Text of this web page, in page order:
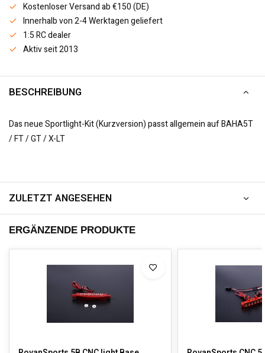
Kostenloser Versand ab €150 (DE)
Innerhalb von 2-4 Werktagen geliefert
1:5 RC dealer
Aktiv seit 2013
BESCHREIBUNG
Das neue Sportlight-Kit (Kurzversion) passt allgemein auf BAHA5T
/ FT / GT / X-LT
ZULETZT ANGESEHEN
ERGÄNZENDE PRODUKTE